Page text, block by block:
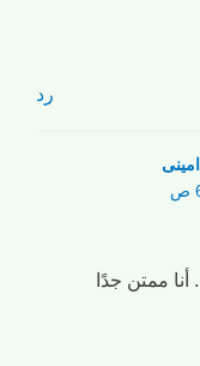
رد
أنا ممتن جدًا